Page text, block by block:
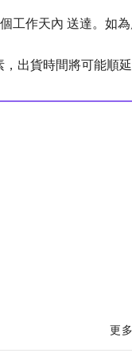
工作天內 送達。如
出貨時間將可能順
更